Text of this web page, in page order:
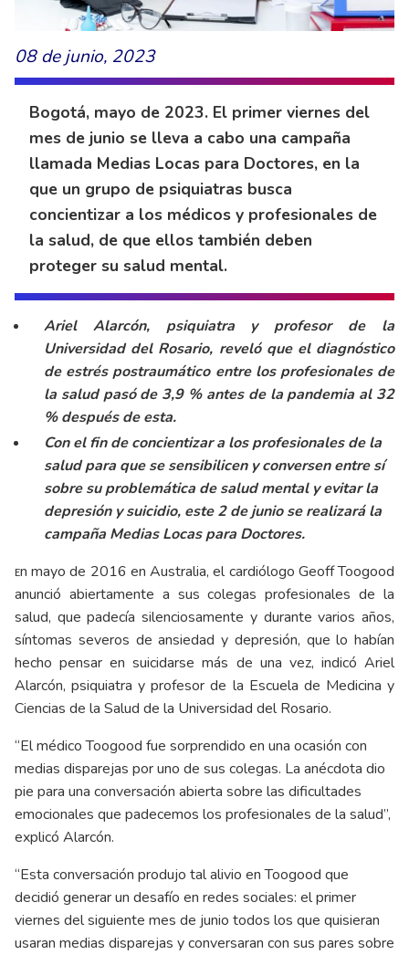
08 de junio, 2023
Bogotá, mayo de 2023. El primer viernes del
mes de junio se lleva a cabo una campaña
llamada Medias Locas para Doctores, en la
que un grupo de psiquiatras busca
concientizar a los médicos y profesionales de
la salud, de que ellos también deben
proteger su salud mental.
Ariel Alarcón, psiquiatra y profesor de la
Universidad del Rosario, reveló que el diagnóstico
de estrés postraumático entre los profesionales de
la salud pasó de 3,9 % antes de la pandemia al 32
% después de esta.
Con el fin de concientizar a los profesionales de la
salud para que se sensibilicen y conversen entre sí
sobre su problemática de salud mental y evitar la
depresión y suicidio, este 2 de junio se realizará la
campaña Medias Locas para Doctores.
En mayo de 2016 en Australia, el cardiólogo Geoff Toogood
anunció abiertamente a sus colegas profesionales de la
salud, que padecía silenciosamente y durante varios años,
síntomas severos de ansiedad y depresión, que lo habían
hecho pensar en suicidarse más de una vez, indicó Ariel
Alarcón, psiquiatra y profesor de la Escuela de Medicina y
Ciencias de la Salud de la Universidad del Rosario.
“El médico Toogood fue sorprendido en una ocasión con
medias disparejas por uno de sus colegas. La anécdota dio
pie para una conversación abierta sobre las dificultades
emocionales que padecemos los profesionales de la salud”,
explicó Alarcón.
“Esta conversación produjo tal alivio en Toogood que
decidió generar un desafío en redes sociales: el primer
viernes del siguiente mes de junio todos los que quisieran
usaran medias disparejas y conversaran con sus pares sobre